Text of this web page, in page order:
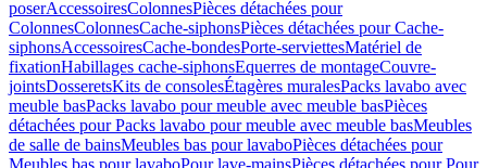
poserAccessoiresColonnesPièces détachées pour
ColonnesColonnesCache-siphonsPièces détachées pour Cache-
siphonsAccessoiresCache-bondesPorte-serviettesMatériel de
fixationHabillages cache-siphonsEquerres de montageCouvre-
jointsDosseretsKits de consolesÉtagères muralesPacks lavabo avec
meuble basPacks lavabo pour meuble avec meuble basPièces
détachées pour Packs lavabo pour meuble avec meuble basMeubles
de salle de bainsMeubles bas pour lavaboPièces détachées pour
Meubles bas pour lavaboPour lave-mainsPièces détachées pour Pour